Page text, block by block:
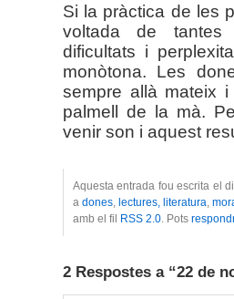
Si la pràctica de les
voltada de tantes
dificultats i
monòtona. Les
sempre allà mateix
palmell de la mà.
venir son i aquest
Aquesta entrada fou escrita el
adones, lectures, literatura,
amb el fil
RSS 2.0. Pots
2 Respostes a “22 de